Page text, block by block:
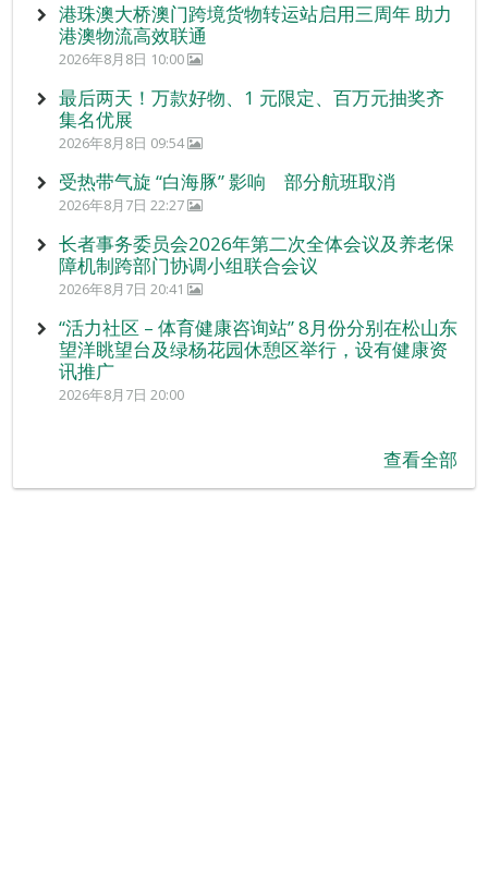
港珠澳大桥澳门跨境货物转运站启用三周年 助力
港澳物流高效联通
2026年8月8日 10:00
最后两天！万款好物、1 元限定、百万元抽奖齐
集名优展
2026年8月8日 09:54
受热带气旋 “白海豚” 影响 部分航班取消
2026年8月7日 22:27
长者事务委员会2026年第二次全体会议及养老保
障机制跨部门协调小组联合会议
2026年8月7日 20:41
“活力社区 – 体育健康咨询站” 8月份分别在松山东
望洋眺望台及绿杨花园休憩区举行，设有健康资
讯推广
2026年8月7日 20:00
查看全部